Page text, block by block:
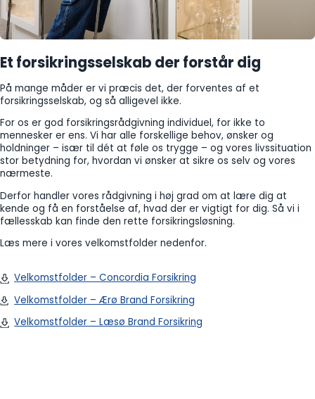
Et forsikringsselskab der forstår dig
På mange måder er vi præcis det, der forventes af et
forsikringsselskab, og så alligevel ikke.
For os er god forsikringsrådgivning individuel, for ikke to
mennesker er ens. Vi har alle forskellige behov, ønsker og
holdninger – især til dét at føle os trygge – og vores livssituation
stor betydning for, hvordan vi ønsker at sikre os selv og vores
nærmeste.
Derfor handler vores rådgivning i høj grad om at lære dig at
kende og få en forståelse af, hvad der er vigtigt for dig. Så vi i
fællesskab kan finde den rette forsikringsløsning.
Læs mere i vores velkomstfolder nedenfor.
Velkomstfolder – Concordia Forsikring
Velkomstfolder – Ærø Brand Forsikring
Velkomstfolder – Læsø Brand Forsikring